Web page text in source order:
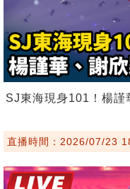
SJ東海現身101！楊謹
直播時間：2026/07/23